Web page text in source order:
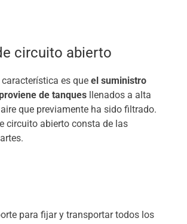
circuito abierto
es que el suministro
de tanques llenados a alta
que previamente ha sido filtrado.
circuito abierto consta de las
para fijar y transportar todos los